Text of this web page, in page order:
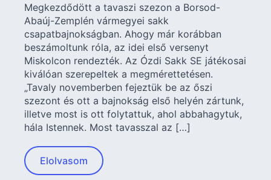
Megkezdődött a tavaszi szezon a Borsod-
Abaúj-Zemplén vármegyei sakk
csapatbajnokságban. Ahogy már korábban
beszámoltunk róla, az idei első versenyt
Miskolcon rendezték. Az Ózdi Sakk SE játékosai
kiválóan szerepeltek a megmérettetésen.
„Tavaly novemberben fejeztük be az őszi
szezont és ott a bajnokság első helyén zártunk,
illetve most is ott folytattuk, ahol abbahagytuk,
hála Istennek. Most tavasszal az […]
Elolvasom